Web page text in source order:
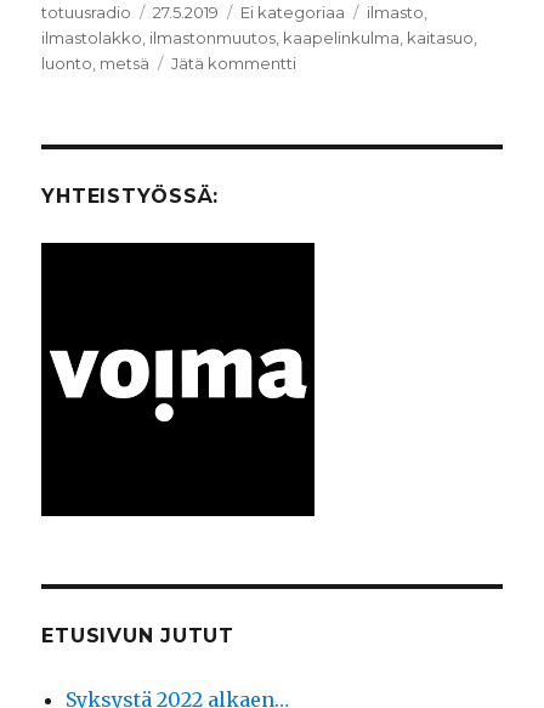
Kirjoittaja
totuusradio Julkaistu
27.5.2019 Kategoriat
Ei kategoriaa Avainsanat
ilmasto
ilmastolakko ilmastonmuutos kaapelinkulma kaitasuo
luonto metsä Jätä kommentti
YHTEISTYÖSSÄ:
ETUSIVUN JUTUT
Syksystä 2022 alkaen…